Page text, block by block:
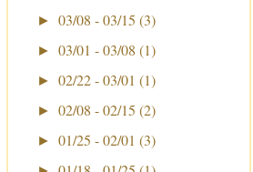
► 03/08 - 03/15 (3)
► 03/01 - 03/08 (1)
► 02/22 - 03/01 (1)
► 02/08 - 02/15 (2)
► 01/25 - 02/01 (3)